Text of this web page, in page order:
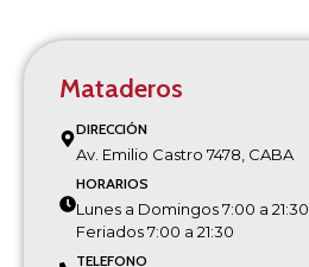
Mataderos
DIRECCIÓN
Av. Emilio Castro 7478, CABA
HORARIOS
Lunes a Domingos 7:00 a 21:30
Feriados 7:00 a 21:30
TELEFONO